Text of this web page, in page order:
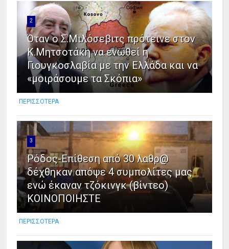
2
Όταν ο Σ.Μιλόσεβιτς πρότεινε στον
Κ.Μητσοτάκη να ενωθεί η
Γιουγκοσλαβία με την Ελλάδα και να
«μοιράσουμε τα Σκόπια»
ΠΕΡΙΣΣΟΤΕΡΑ
3
Ρόδος-Επίθεση από 30 λαθρ@
δέχθηκαν απόψε 4 συμπολίτες μας
ενώ έκαναν τζόκινγκ (βίντεο)
ΚΟΙΝΟΠΟΙΗΣΤΕ
ΠΕΡΙΣΣΟΤΕΡΑ